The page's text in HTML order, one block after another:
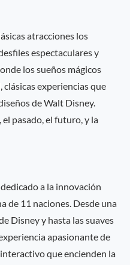
atracciones los
espectaculares y
los sueños mágicos
experiencias que
de Walt Disney.
pasado, el futuro, y la
a la innovación
de 11 naciones. Desde una
Disney y hasta las suaves
apasionante de
que encienden la